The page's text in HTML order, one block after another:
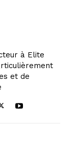
à Elite
et de